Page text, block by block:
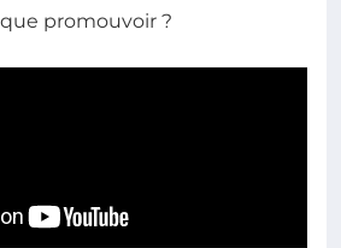
promouvoir ?